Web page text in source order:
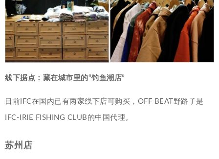
线下据点：藏在城市里的“钓鱼潮店”
目前IFC在国内已有两家线下店可购买，OFF BEAT野路子是
IFC-IRIE FISHING CLUB的中国代理。
苏州店